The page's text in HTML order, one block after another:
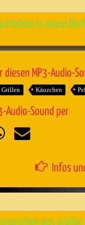
in einem
MP3-Audio-
Grillen Käuzchen
Audio-Sound per
Infos
aus